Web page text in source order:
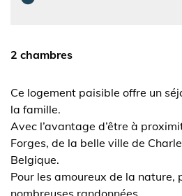
2 chambres
Ce logement paisible offre un
la famille.
Avec l’avantage d’être à
Forges, de la belle ville de
Belgique.
Pour les amoureux de la nature,
nombreuses randonnées.